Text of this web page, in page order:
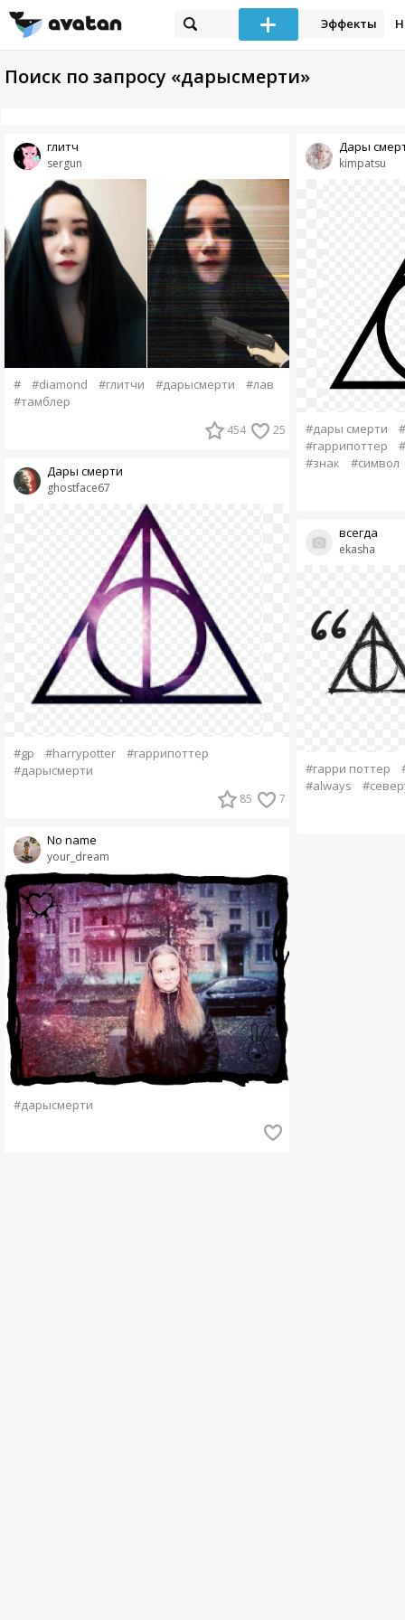
Эффекты
Поиск по запросу «дарысмерти»
sergun
глитч
# #diamond #глитчи #дарысмерти
#лав
#тамблер
454 25
ghostface67
Дары смерти
#gp #harrypotter
#гаррипоттер
#дарысмерти
85 7
your_dream
No name
#дарысмерти
kimpatsu
Дары
#дары смерти
#гаррипоттер
#знак
#символ
ekasha
всегда
#гарри поттер
#always